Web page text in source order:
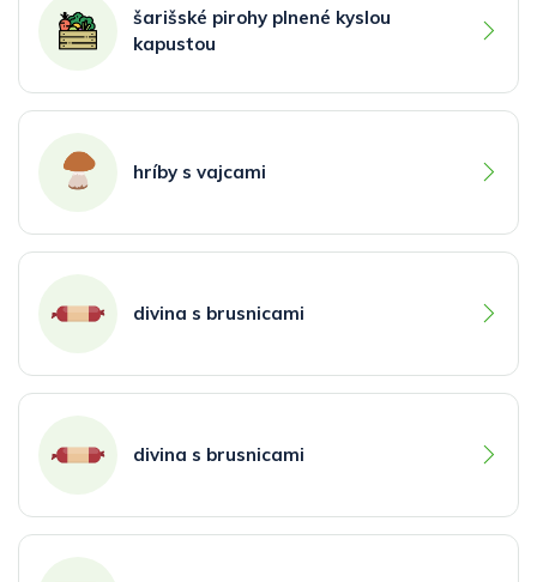
šarišské pirohy plnené kyslou
kapustou
hríby s vajcami
divina s brusnicami
divina s brusnicami